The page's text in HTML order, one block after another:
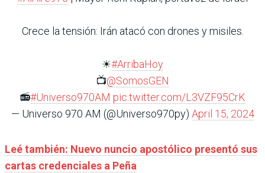
Crece la tensión: Irán atacó con drones y misiles.
☀#ArribaHoy
📺@SomosGEN
📻#Universo970AM pic.twitter.com/L3VZF95CrK
— Universo 970 AM (@Universo970py) April 15, 2024
Leé también: Nuevo nuncio apostólico presentó sus
cartas credenciales a Peña